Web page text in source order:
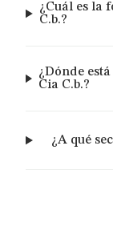
¿Cuál es la
C.b.?
¿Dónde
Cia C.b.?
¿A qué